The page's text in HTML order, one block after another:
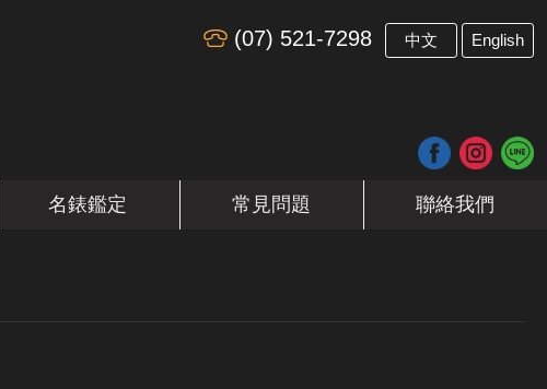
(07) 521-7298 中文 English
名錶鑑定 常見問題 聯絡我們